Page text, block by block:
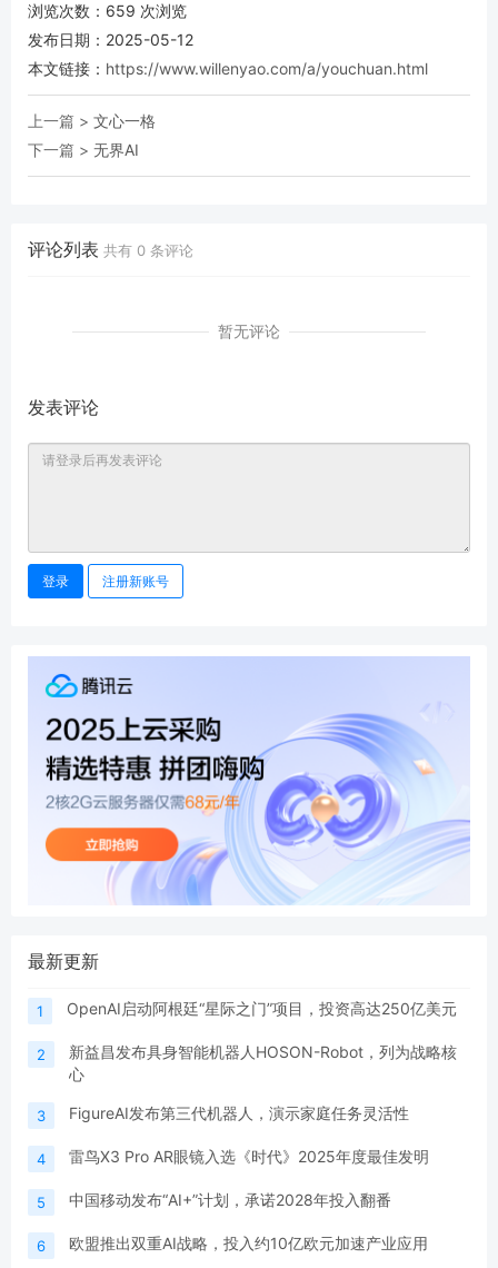
浏览次数： 659 次浏览
发布日期：2025-05-12
本文链接： https://www.willenyao.com/a/youchuan.html
上一篇 > 文心一格
下一篇 > 无界AI
评论列表 共有 0 条评论
暂无评论
发表评论
登录 注册新账号
最新更新
1 OpenAI启动阿根廷“星际之门”项目，投资高达250亿美元
2
新益昌发布具身智能机器人HOSON-Robot，列为战略核
心
3 FigureAI发布第三代机器人，演示家庭任务灵活性
4 雷鸟X3 Pro AR眼镜入选《时代》2025年度最佳发明
5 中国移动发布“AI+”计划，承诺2028年投入翻番
6 欧盟推出双重AI战略，投入约10亿欧元加速产业应用